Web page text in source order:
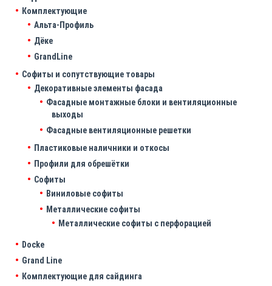
Комплектующие
Альта-Профиль
Дёке
GrandLine
Софиты и сопутствующие товары
Декоративные элементы фасада
Фасадные монтажные блоки и вентиляционные
выходы
Фасадные вентиляционные решетки
Пластиковые наличники и откосы
Профили для обрешётки
Софиты
Виниловые софиты
Металлические софиты
Металлические софиты с перфорацией
Docke
Grand Line
Комплектующие для сайдинга